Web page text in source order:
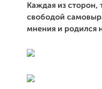
Каждая из сторон,
свободой
мнения и родился